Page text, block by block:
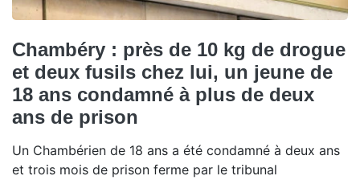
Chambéry : près de 10 kg de drogue
et deux fusils chez lui, un jeune de
18 ans condamné à plus de deux
ans de prison
Un Chambérien de 18 ans a été condamné à deux ans
et trois mois de prison ferme par le tribunal